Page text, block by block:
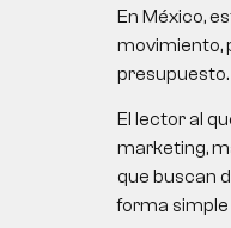
En México,
movimiento,
presupuesto.
El lector al
marketing,
que buscan
forma